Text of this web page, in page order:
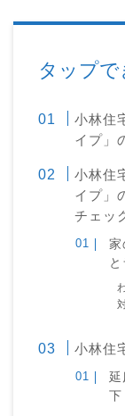
タップで
小林住
イプ」
小林住
イプ」
チェッ
家
小林住
延
下